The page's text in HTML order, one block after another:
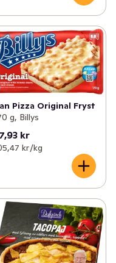
Pizza Original Fryst
g, Billys
kr
kr /kg